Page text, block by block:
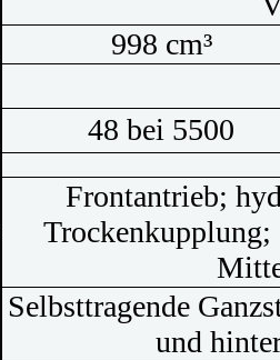
998 cm³
48 bei 5500
Frontantrieb;
Trockenkupplung;
Selbsttragende
und